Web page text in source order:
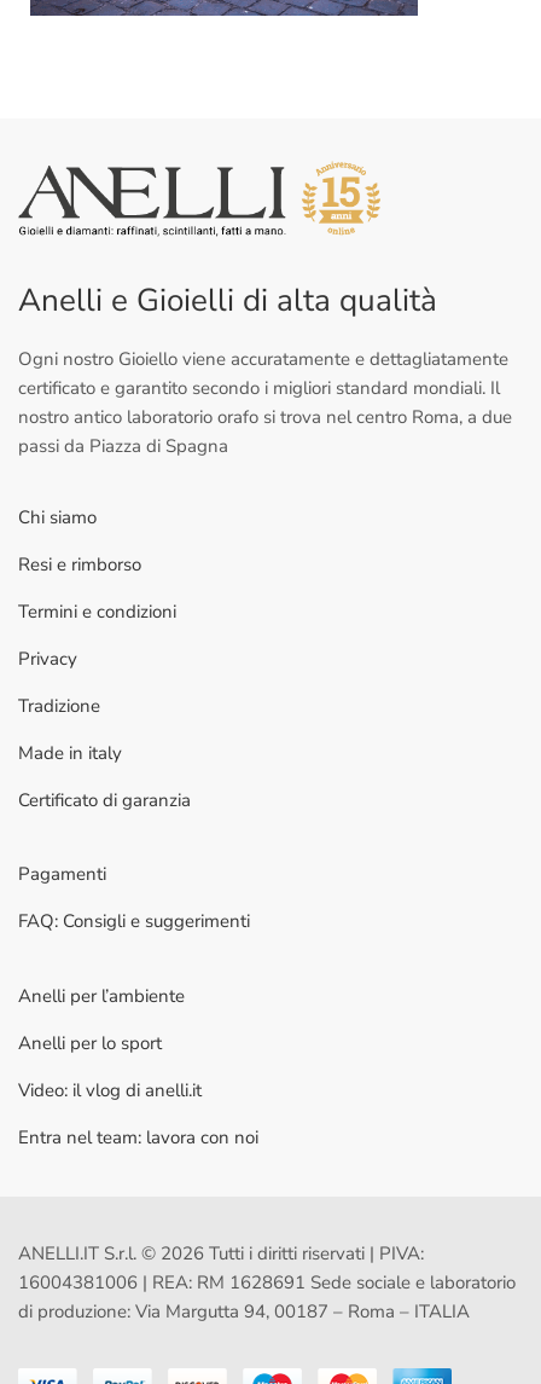
Anelli e Gioielli di alta qualità
Ogni nostro Gioiello viene accuratamente e dettagliatamente
certificato e garantito secondo i migliori standard mondiali. Il
nostro antico laboratorio orafo si trova nel centro Roma, a due
passi da Piazza di Spagna
Chi siamo
Resi e rimborso
Termini e condizioni
Privacy
Tradizione
Made in italy
Certificato di garanzia
Pagamenti
FAQ: Consigli e suggerimenti
Anelli per l’ambiente
Anelli per lo sport
Video: il vlog di anelli.it
Entra nel team: lavora con noi
ANELLI.IT S.r.l. © 2026 Tutti i diritti riservati | PIVA:
16004381006 | REA: RM 1628691 Sede sociale e laboratorio
di produzione: Via Margutta 94, 00187 – Roma – ITALIA